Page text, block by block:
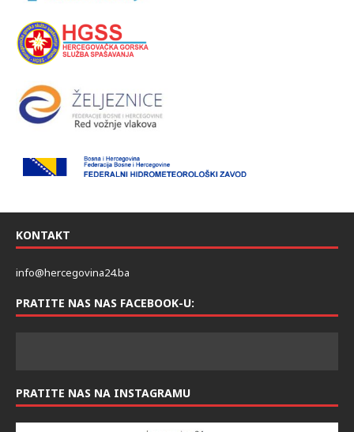
KONTAKT
info@hercegovina24.ba
PRATITE NAS NAS FACEBOOK-U:
PRATITE NAS NA INSTAGRAMU